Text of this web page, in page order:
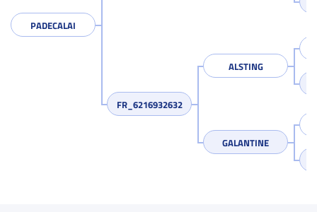
PADECALAI
FR_6216932632
ALSTING
GALANTINE